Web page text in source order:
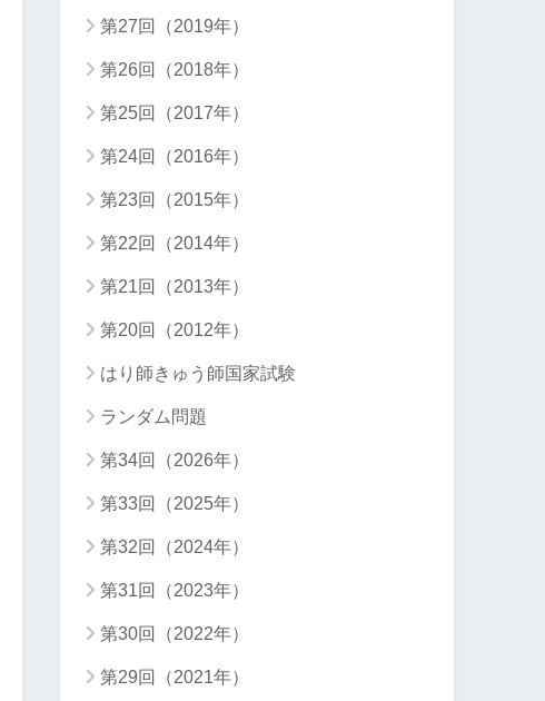
第27回（2019年）
第26回（2018年）
第25回（2017年）
第24回（2016年）
第23回（2015年）
第22回（2014年）
第21回（2013年）
第20回（2012年）
はり師きゅう師国家試験
ランダム問題
第34回（2026年）
第33回（2025年）
第32回（2024年）
第31回（2023年）
第30回（2022年）
第29回（2021年）